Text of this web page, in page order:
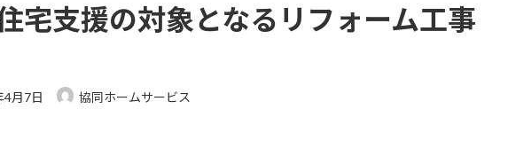
宅支援の対象となるリフォーム工事
4月7日 協同ホームサービス